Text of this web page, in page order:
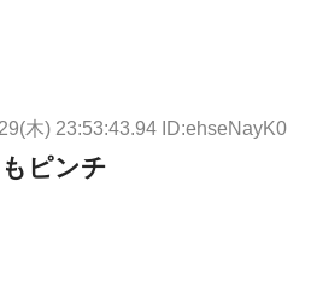
木) 23:53:43.94 ID:ehseNayK0
ピンチ